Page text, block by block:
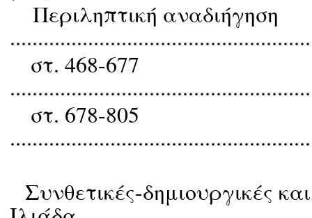
Περιληπτική αναδιήγηση
στ. 468-677
στ. 678-805
Συνθετικές-δημιουργικές